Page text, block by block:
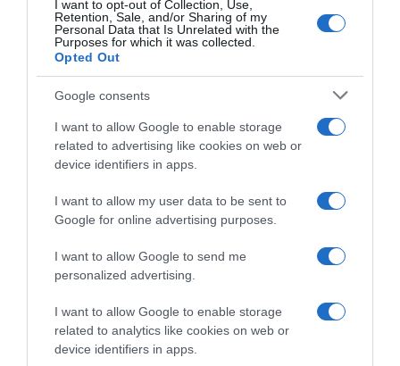
I want to opt-out of Collection, Use,
Retention, Sale, and/or Sharing of my
Personal Data that Is Unrelated with the
Purposes for which it was collected.
Opted Out
Google consents
I want to allow Google to enable storage
related to advertising like cookies on web or
device identifiers in apps.
I want to allow my user data to be sent to
Google for online advertising purposes.
I want to allow Google to send me
personalized advertising.
I want to allow Google to enable storage
related to analytics like cookies on web or
device identifiers in apps.
+30 22890 27275
Το ιατρείο Οδοντιατρείο Μύκονος
Επικοινωνία Επιστημονική Ομάδα
RECENT POSTS
Τερηδόνα θηλασμού: Τι είναι και πώς μπορείτε να
προστατεύσετε το παιδί σας